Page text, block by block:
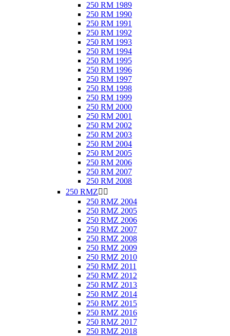
250 RM 1989
250 RM 1990
250 RM 1991
250 RM 1992
250 RM 1993
250 RM 1994
250 RM 1995
250 RM 1996
250 RM 1997
250 RM 1998
250 RM 1999
250 RM 2000
250 RM 2001
250 RM 2002
250 RM 2003
250 RM 2004
250 RM 2005
250 RM 2006
250 RM 2007
250 RM 2008
250 RMZ 
250 RMZ 2004
250 RMZ 2005
250 RMZ 2006
250 RMZ 2007
250 RMZ 2008
250 RMZ 2009
250 RMZ 2010
250 RMZ 2011
250 RMZ 2012
250 RMZ 2013
250 RMZ 2014
250 RMZ 2015
250 RMZ 2016
250 RMZ 2017
250 RMZ 2018